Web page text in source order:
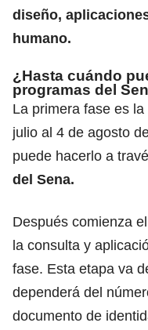
diseño,
humano.
¿Hasta cuándo
programas del
La primera fase es
julio al 4 de agosto
puede hacerlo a
del Sena.
Después comienza
la consulta y
fase. Esta etapa va
dependerá del
documento de